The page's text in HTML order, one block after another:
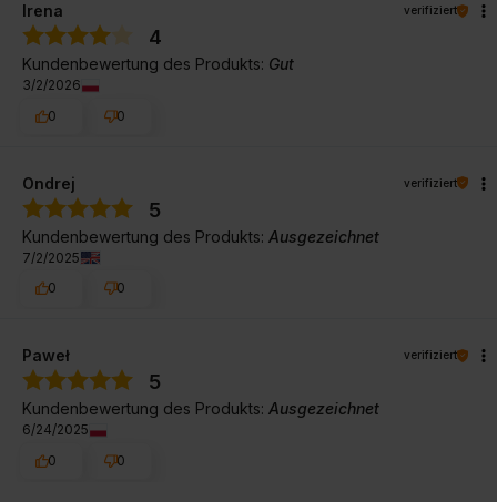
Irena verifiziert
4
Kundenbewertung des Produkts: Gut
3/2/2026
0
0
Ondrej verifiziert
5
Kundenbewertung des Produkts: Ausgezeichnet
7/2/2025
0
0
Paweł verifiziert
5
Kundenbewertung des Produkts: Ausgezeichnet
6/24/2025
0
0